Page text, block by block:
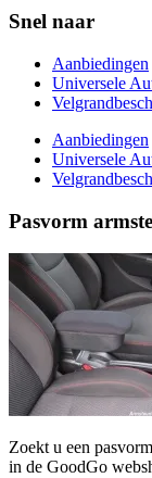
Snel naar
Aanbiedingen
Universele
Aanbiedingen
Universele
Pasvorm
Zoekt u een
in de GoodGo